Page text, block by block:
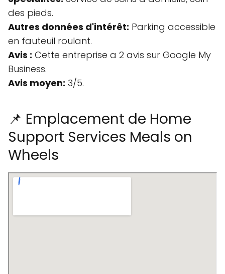
des pieds.
Autres données d'intérêt: Parking accessible
en fauteuil roulant.
Avis : Cette entreprise a 2 avis sur Google My
Business.
Avis moyen: 3/5.
📌 Emplacement de Home
Support Services Meals on
Wheels